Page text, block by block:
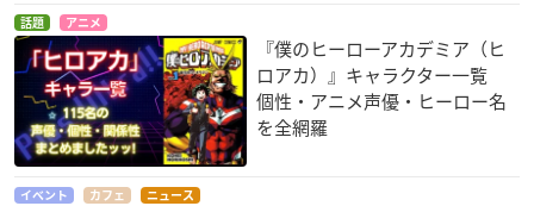
話題 アニメ
『僕のヒーローアカデミア（ヒ
ロアカ）』キャラクター一覧
個性・アニメ声優・ヒーロー名
を全網羅
イベント カフェ ニュース